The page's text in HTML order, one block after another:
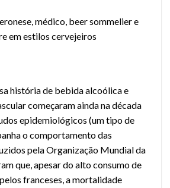
médico, beer sommelier e
em estilos cervejeiros
história de bebida alcoólica e
começaram ainda na década
epidemiológicos (um tipo de
o comportamento das
pela Organização Mundial da
que, apesar do alto consumo de
franceses, a mortalidade